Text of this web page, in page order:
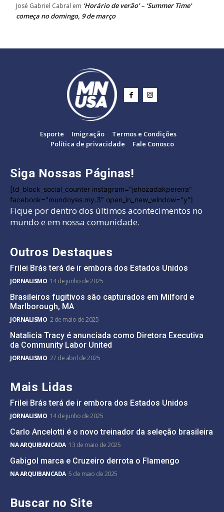
José Gabriel Cabral em ‘Horário de verão’ – ‘Summer Time’
começa no domingo, 9 de março
Esporte Imigração
Termos e Condições
Política de privacidade
Fale Conosco
Siga Nossas Páginas!
[td_block_social_counter instagram="jehozadakpereira"
facebook="mundoyes.my.3" open_in_new_window="y"]
Fique por dentro dos últimos acontecimentos no
mundo e em nossa comunidade.
Outros Destaques
Frilei Brás terá de ir embora dos Estados Unidos
JORNALISMO 14 de junho de 2025
Brasileiros fugitivos são capturados em Milford e
Marlborough, MA
JORNALISMO 2 de maio de 2025
Natalicia Tracy é anunciada como Diretora Executiva
da Community Labor United
JORNALISMO 27 de abril de 2025
Mais Lidas
Frilei Brás terá de ir embora dos Estados Unidos
JORNALISMO 14 de junho de 2025
Carlo Ancelotti é o novo treinador da seleção brasileira
NA ARQUIBANCADA 13 de maio de 2025
Gabigol marca e Cruzeiro derrota o Flamengo
NA ARQUIBANCADA 5 de maio de 2025
Buscar no Site